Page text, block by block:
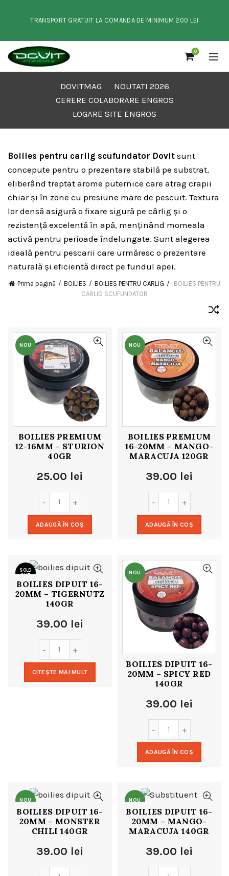
TRANSPORT GRATUIT LA COMANDA DE MINIMUM 200 LEI
0
DOVITMAG
NOUTATI 2026
CERERE COLABORARE ENGROS
LOGARE SITE ENGROS
Boilies pentru carlig scufundator Dovit sunt
concepute pentru o prezentare stabilă pe substrat,
eliberând treptat arome puternice care atrag crapii
chiar și în zone cu presiune mare de pescuit. Textura
lor densă asigură o fixare sigură pe cârlig și o
rezistență excelentă în apă, menținând momeala
activă pentru perioade îndelungate. Sunt alegerea
ideală pentru pescarii care urmăresc o prezentare
naturală și eficientă direct pe fundul apei.
Prima pagină BOILIES BOILIES PENTRU CARLIG
BOILIES PENTRU
CARLIG SCUFUNDATOR
NOU
BOILIES PREMIUM
12-16MM – STURION
40GR
25.00 lei
ADAUGĂ ÎN COȘ
NOU
BOILIES PREMIUM
16-20MM – MANGO-
MARACUJA 120GR
39.00 lei
ADAUGĂ ÎN COȘ
SOLD
OUT
NOU
BOILIES DIPUIT 16-
20MM – TIGERNUTZ
140GR
39.00 lei
CITEȘTE MAI MULT
NOU
BOILIES DIPUIT 16-
20MM – SPICY RED
140GR
39.00 lei
ADAUGĂ ÎN COȘ
NOU
BOILIES DIPUIT 16-
20MM – MONSTER
CHILI 140GR
39.00 lei
NOU
BOILIES DIPUIT 16-
20MM – MANGO-
MARACUJA 140GR
39.00 lei